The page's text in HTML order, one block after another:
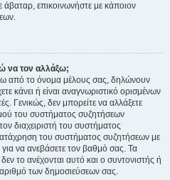
άβαταρ, επικοινωνήστε με κάποιον
να τον αλλάξω;
από το όνομα μέλους σας, δηλώνουν
κάνει ή είναι αναγνωριστικό ορισμένων
Γενικώς, δεν μπορείτε να αλλάξετε
του συστήματος συζητήσεων
διαχειριστή του συστήματος
του συστήματος συζητήσεων με
να ανεβάσετε τον βαθμό σας. Τα
το ανέχονται αυτό και ο συντονιστής ή
των δημοσιεύσεων σας.